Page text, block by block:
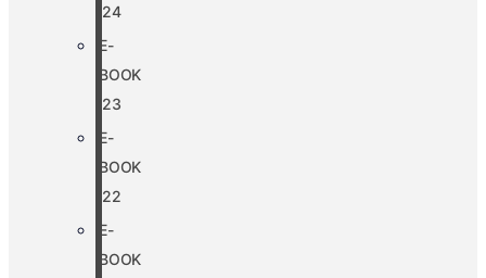
’24
E-
BOOK
’23
E-
BOOK
’22
E-
BOOK